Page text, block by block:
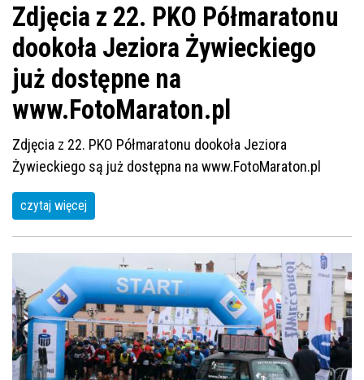
Zdjęcia z 22. PKO Półmaratonu
dookoła Jeziora Żywieckiego
już dostępne na
www.FotoMaraton.pl
Zdjęcia z 22. PKO Półmaratonu dookoła Jeziora
Żywieckiego są już dostępna na www.FotoMaraton.pl
czytaj więcej